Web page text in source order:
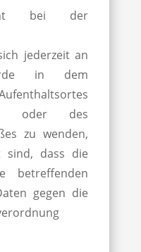
bei der
jederzeit an
in dem
oder des
zu wenden,
sind, dass die
betreffenden
gegen die